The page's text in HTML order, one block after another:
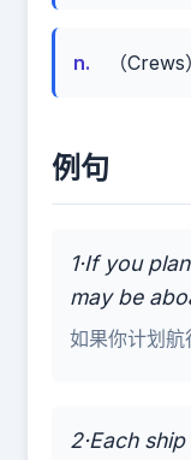
n. （
例句
1·If you
may be
如果你计划航
2·Each